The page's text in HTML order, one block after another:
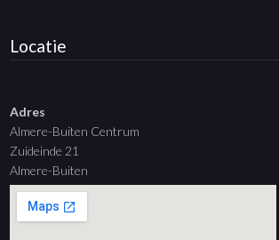
Locatie
Adres
Almere-Buiten Centrum
Zuideinde 21
Almere-Buiten